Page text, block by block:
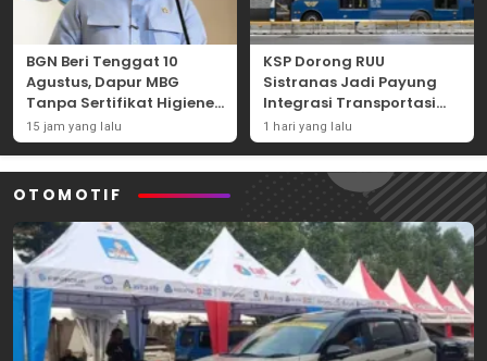
BGN Beri Tenggat 10
Agustus, Dapur MBG
Tanpa Sertifikat Higiene
Terancam Tutup
Permanen
15 jam yang lalu
KSP Dorong RUU
Sistranas Jadi Payung
Integrasi Transportasi
Massal Indonesia
1 hari yang lalu
OTOMOTIF